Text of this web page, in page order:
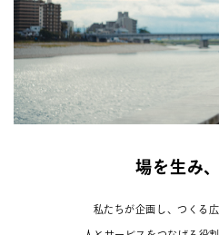
場を生み
私たちが企画し、つくる